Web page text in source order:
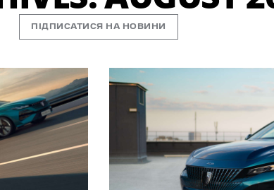
ПІДПИСАТИСЯ НА НОВИНИ